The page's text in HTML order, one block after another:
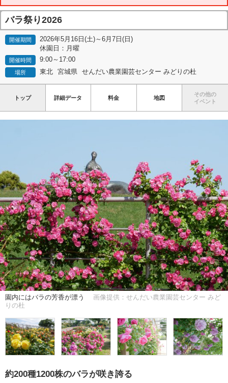
バラ祭り2026
開催期間
2026年5月16日(土)～6月7日(日)
休園日：月曜
開催時間 9:00～17:00
場所 東北 宮城県 せんだい農業園芸センター みどりの杜
トップ 詳細データ 料金 地図
その他の
イベント
園内にはバラの芳香が漂う
画像提供：せんだい農業園芸センター みど
りの杜
約200種1200株のバラが咲き誇る